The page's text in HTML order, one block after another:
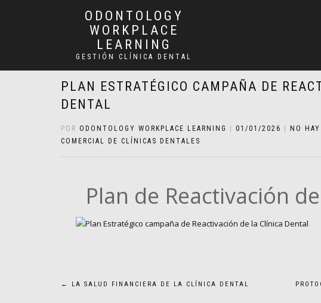
ODONTOLOGY
WORKPLACE
LEARNING
GESTIÓN CLÍNICA DENTAL
PLAN ESTRATÉGICO CAMPAÑA DE
DENTAL
POR ODONTOLOGY WORKPLACE LEARNING 01/01/2026 NO
COMERCIAL DE CLÍNICAS DENTALES
Plan de Reactivación
Navegación
← LA SALUD FINANCIERA DE LA CLÍNICA DENTAL